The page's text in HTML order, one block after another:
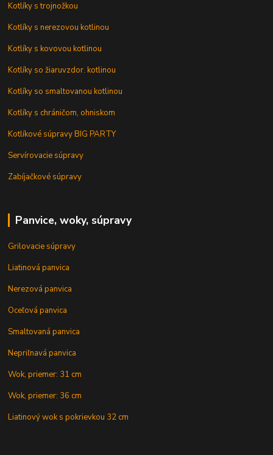
Kotlíky s trojnožkou
Kotlíky s nerezovou kotlinou
Kotlíky s kovovou kotlinou
Kotlíky so žiaruvzdor. kotlinou
Kotlíky so smaltovanou kotlinou
Kotlíky s chráničom, ohniskom
Kotlíkové súpravy BIG PARTY
Servírovacie súpravy
Zabíjačkové súpravy
Panvice, woky, súpravy
Grilovacie súpravy
Liatinová panvica
Nerezová panvica
Oceľová panvica
Smaltovaná panvica
Nepriľnavá panvica
Wok, priemer: 31 cm
Wok, priemer: 36 cm
Liatinový wok s pokrievkou 32 cm